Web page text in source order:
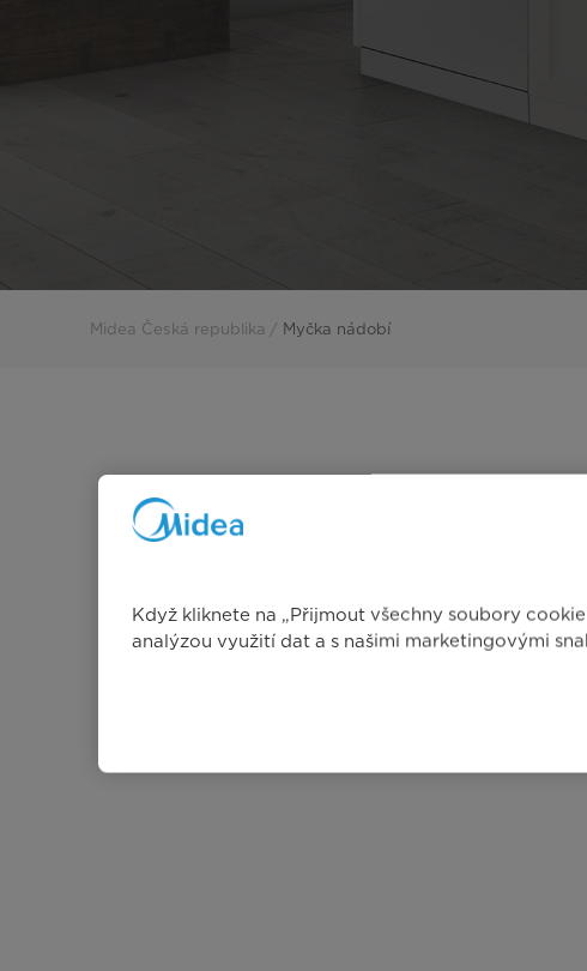
Midea Česká republika Myčka nádobí
Když kliknete na „Přijmout všechny soubory
analýzou využití dat a s našimi marketingovými